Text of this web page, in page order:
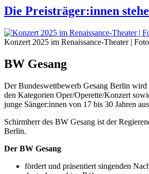
Die Preisträger:innen
Konzert 2025 im Renaissance-Theater |
BW Gesang
Der Bundeswettbewerb Gesang Berlin
den Kategorien Oper/Operette/Konzert
junge Sänger:innen von 17 bis 30 Jahren
Schirmherr des BW Gesang ist der
Berlin.
Der BW Gesang
fördert und präsentiert singenden